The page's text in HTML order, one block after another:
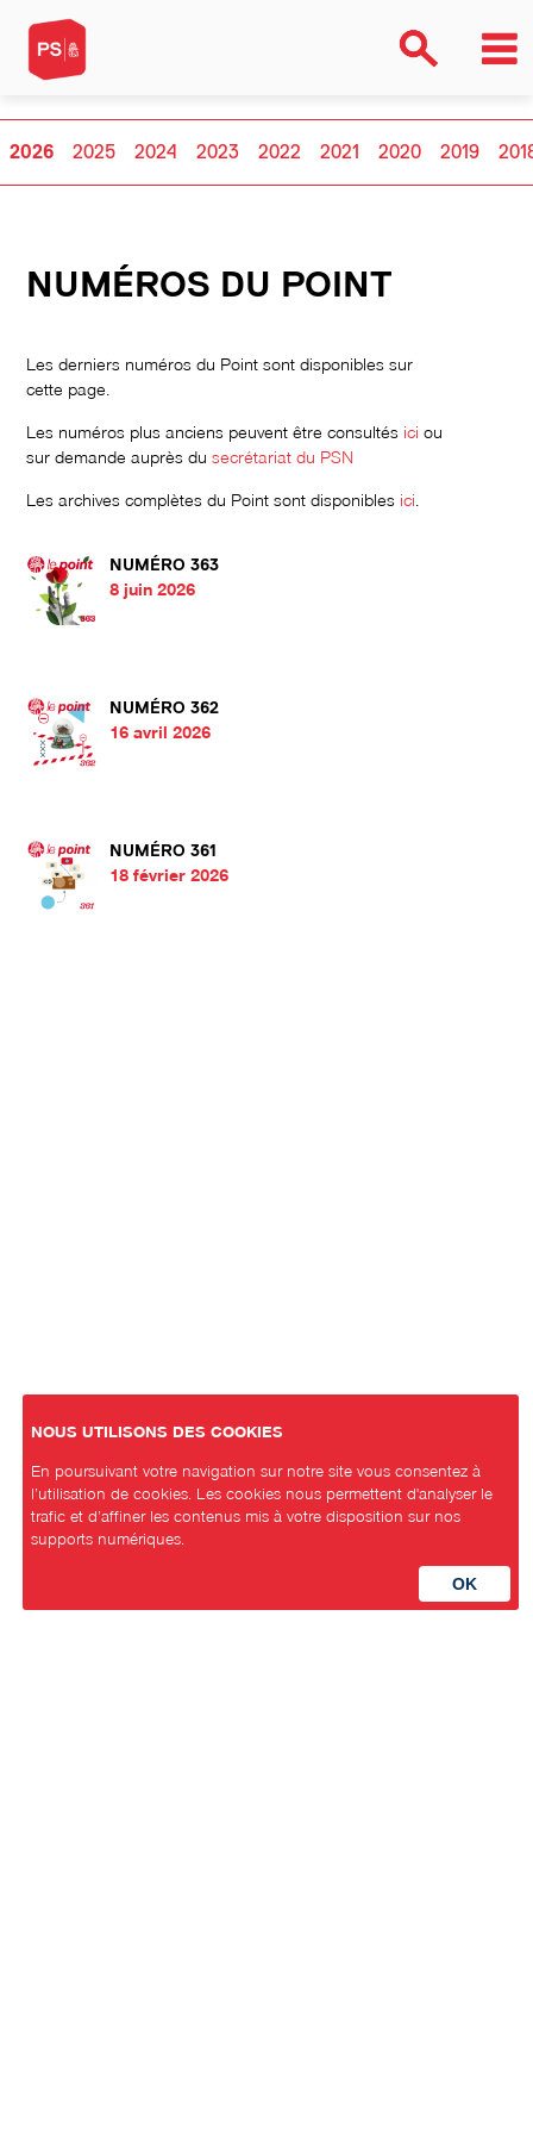
2026 2025 2024 2023 2022 2021 2020 2019
NUMÉROS DU POINT
Les derniers numéros du Point sont disponibles sur
cette page.
Les numéros plus anciens peuvent être consultés ici ou
sur demande auprès dusecrétariat du PSN
Les archives complètes du Point sont disponibles ici
NUMÉRO 363
8 juin 2026
NUMÉRO 362
16 avril 2026
NUMÉRO 361
18 février 2026
NOUS UTILISONS DES COOKIES
En poursuivant votre navigation sur notre site vous consentez à
l’utilisation de cookies. Les cookies nous permettent d'analyser le
trafic et d’affiner les contenus mis à votre disposition sur nos
supports numériques.